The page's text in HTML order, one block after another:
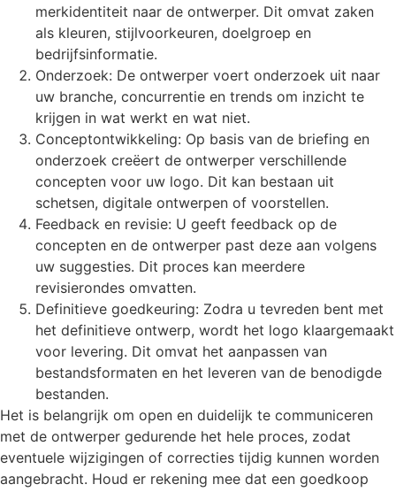
merkidentiteit naar de ontwerper. Dit omvat zaken
als kleuren, stijlvoorkeuren, doelgroep en
bedrijfsinformatie.
Onderzoek: De ontwerper voert onderzoek uit naar
uw branche, concurrentie en trends om inzicht te
krijgen in wat werkt en wat niet.
Conceptontwikkeling: Op basis van de briefing en
onderzoek creëert de ontwerper verschillende
concepten voor uw logo. Dit kan bestaan uit
schetsen, digitale ontwerpen of voorstellen.
Feedback en revisie: U geeft feedback op de
concepten en de ontwerper past deze aan volgens
uw suggesties. Dit proces kan meerdere
revisierondes omvatten.
Definitieve goedkeuring: Zodra u tevreden bent met
het definitieve ontwerp, wordt het logo klaargemaakt
voor levering. Dit omvat het aanpassen van
bestandsformaten en het leveren van de benodigde
bestanden.
Het is belangrijk om open en duidelijk te communiceren
met de ontwerper gedurende het hele proces, zodat
eventuele wijzigingen of correcties tijdig kunnen worden
aangebracht. Houd er rekening mee dat een goedkoop